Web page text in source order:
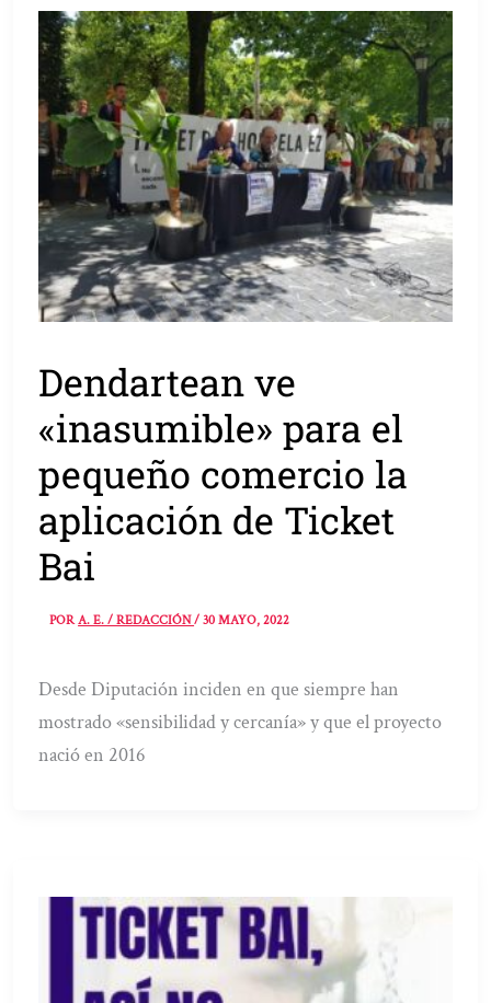
Dendartean ve
«inasumible» para el
pequeño comercio la
aplicación de Ticket
Bai
PORA. E. / REDACCIÓN/30 MAYO, 2022
Desde Diputación inciden en que siempre han
mostrado «sensibilidad y cercanía» y que el proyecto
nació en 2016